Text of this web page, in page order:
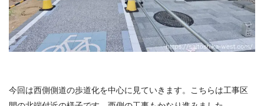
今回は西側側道の歩道化を中心に見ていきます。こちらは工事区